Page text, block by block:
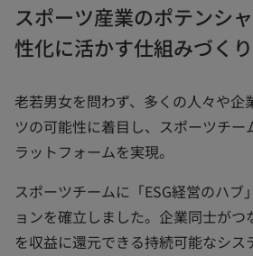
スポーツ産業のポテンシ
性化に活かす仕組みづくり
老若男女を問わず、多くの人々や企
ツの可能性に着目し、スポーツチ
ラットフォームを実現。
スポーツチームに「ESG経営のハブ
ョンを確立しました。企業同士がつ
を収益に還元できる持続可能なシス